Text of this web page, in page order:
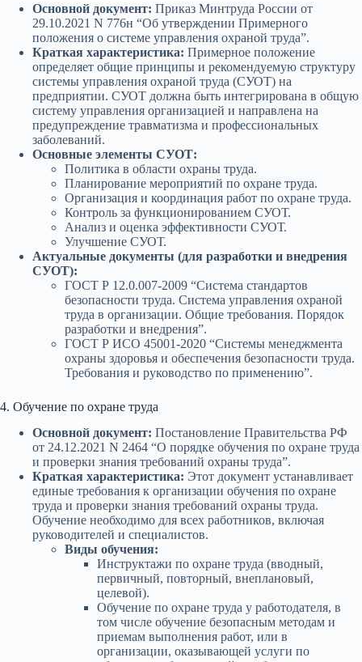
Основной документ: Приказ Минтруда России от
29.10.2021 N 776н “Об утверждении Примерного
положения о системе управления охраной труда”.
Краткая характеристика: Примерное положение
определяет общие принципы и рекомендуемую структуру
системы управления охраной труда (СУОТ) на
предприятии. СУОТ должна быть интегрирована в общую
систему управления организацией и направлена на
предупреждение травматизма и профессиональных
заболеваний.
Основные элементы СУОТ:
Политика в области охраны труда.
Планирование мероприятий по охране труда.
Организация и координация работ по охране труда.
Контроль за функционированием СУОТ.
Анализ и оценка эффективности СУОТ.
Улучшение СУОТ.
Актуальные документы (для разработки и внедрения
СУОТ):
ГОСТ Р 12.0.007-2009 “Система стандартов
безопасности труда. Система управления охраной
труда в организации. Общие требования. Порядок
разработки и внедрения”.
ГОСТ Р ИСО 45001-2020 “Системы менеджмента
охраны здоровья и обеспечения безопасности труда.
Требования и руководство по применению”.
4. Обучение по охране труда
Основной документ: Постановление Правительства РФ
от 24.12.2021 N 2464 “О порядке обучения по охране труда
и проверки знания требований охраны труда”.
Краткая характеристика: Этот документ устанавливает
единые требования к организации обучения по охране
труда и проверки знания требований охраны труда.
Обучение необходимо для всех работников, включая
руководителей и специалистов.
Виды обучения:
Инструктажи по охране труда (вводный,
первичный, повторный, внеплановый,
целевой).
Обучение по охране труда у работодателя, в
том числе обучение безопасным методам и
приемам выполнения работ, или в
организации, оказывающей услуги по